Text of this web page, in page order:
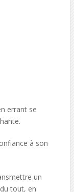
errant se
à son
un
tout, en